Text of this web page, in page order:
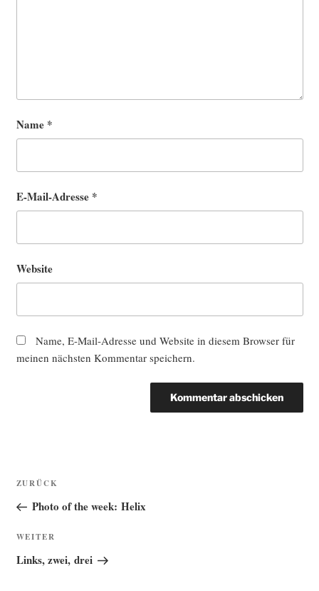
Name *
E-Mail-Adresse *
Website
Name, E-Mail-Adresse und Website in diesem Browser für
meinen nächsten Kommentar speichern.
Beitragsnavigation
Vorheriger
Beitrag
ZURÜCK
Photo of the week: Helix
Nächster
Beitrag
WEITER
Links, zwei, drei